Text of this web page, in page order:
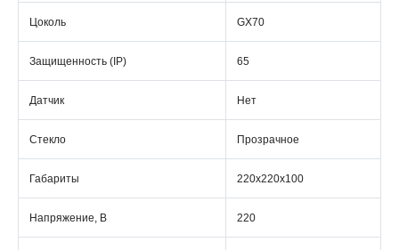
Цоколь GX70
Защищенность (IP) 65
Датчик Нет
Стекло Прозрачное
Габариты 220х220х100
Напряжение, В 220